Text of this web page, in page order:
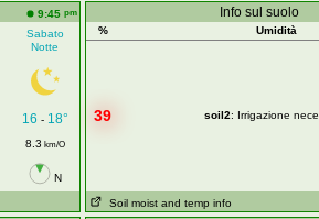
9:45 pm
Sabato
Notte
16 - 18°
8.3 km/O
N
Info sul suolo
% Umidità
39 soil2: Irrigazione
Soil moist and temp info